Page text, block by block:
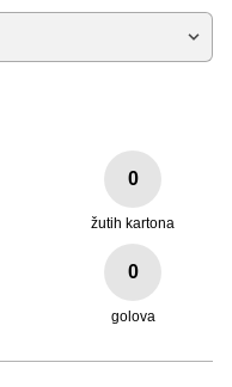
0
žutih kartona
0
golova